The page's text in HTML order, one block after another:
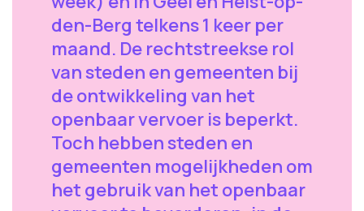
den-Berg telkens 1 keer per
maand. De rechtstreekse rol
van steden en gemeenten bij
de ontwikkeling van het
openbaar vervoer is beperkt.
Toch hebben steden en
gemeenten mogelijkheden om
het gebruik van het openbaar